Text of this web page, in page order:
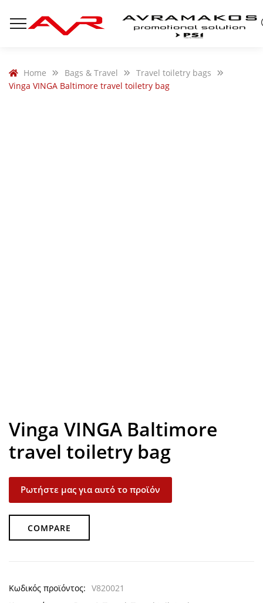
Home Bags & Travel
Travel toiletry bags
Vinga VINGA Baltimore travel toiletry bag
Vinga VINGA Baltimore
travel toiletry bag
Ρωτήστε μας για αυτό το προϊόν
COMPARE
Κωδικός προϊόντος: V820021